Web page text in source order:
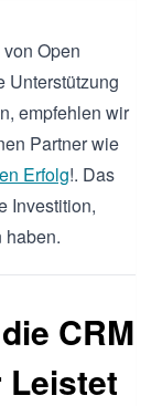
Open
Unterstützung
empfehlen wir
Partner wie
Erfolg!. Das
Investition,
haben.
CRM
Leistet